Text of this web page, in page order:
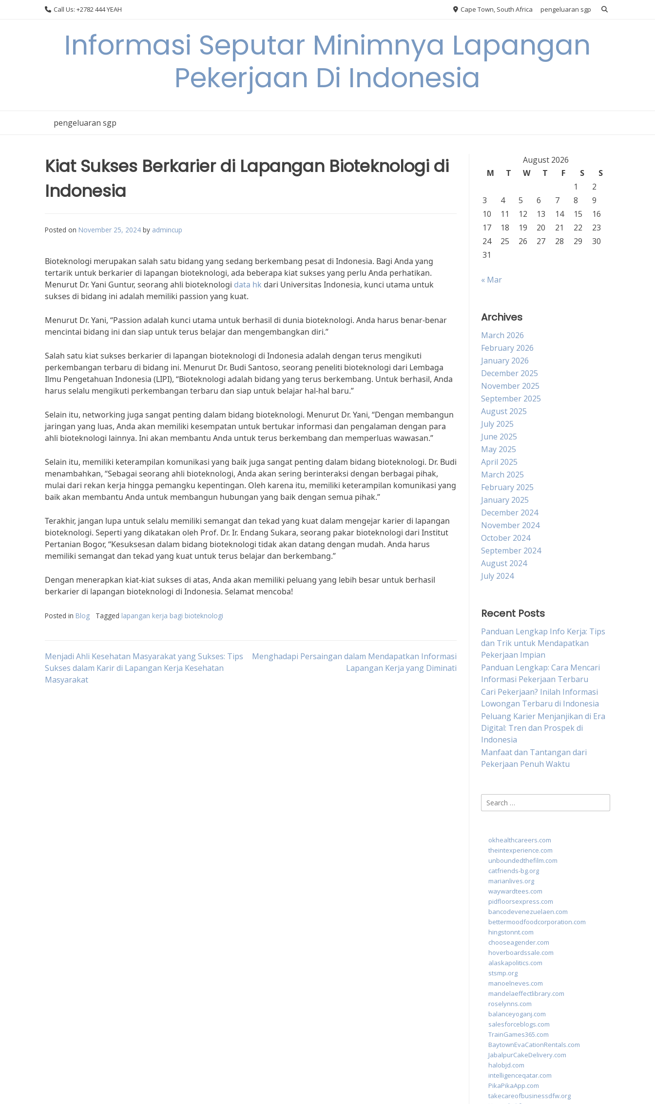
Call Us: +2782 444 YEAH Cape Town, South Africa pengeluaran sgp
Informasi Seputar Minimnya Lapangan
Pekerjaan Di Indonesia
pengeluaran sgp
Kiat Sukses Berkarier di Lapangan Bioteknologi di
Indonesia
Posted on November 25, 2024 by admincup
Bioteknologi merupakan salah satu bidang yang sedang berkembang pesat di Indonesia. Bagi Anda yang
tertarik untuk berkarier di lapangan bioteknologi, ada beberapa kiat sukses yang perlu Anda perhatikan.
Menurut Dr. Yani Guntur, seorang ahli bioteknologi data hk dari Universitas Indonesia, kunci utama untuk
sukses di bidang ini adalah memiliki passion yang kuat.
Menurut Dr. Yani, “Passion adalah kunci utama untuk berhasil di dunia bioteknologi. Anda harus benar-benar
mencintai bidang ini dan siap untuk terus belajar dan mengembangkan diri.”
Salah satu kiat sukses berkarier di lapangan bioteknologi di Indonesia adalah dengan terus mengikuti
perkembangan terbaru di bidang ini. Menurut Dr. Budi Santoso, seorang peneliti bioteknologi dari Lembaga
Ilmu Pengetahuan Indonesia (LIPI), “Bioteknologi adalah bidang yang terus berkembang. Untuk berhasil, Anda
harus selalu mengikuti perkembangan terbaru dan siap untuk belajar hal-hal baru.”
Selain itu, networking juga sangat penting dalam bidang bioteknologi. Menurut Dr. Yani, “Dengan membangun
jaringan yang luas, Anda akan memiliki kesempatan untuk bertukar informasi dan pengalaman dengan para
ahli bioteknologi lainnya. Ini akan membantu Anda untuk terus berkembang dan memperluas wawasan.”
Selain itu, memiliki keterampilan komunikasi yang baik juga sangat penting dalam bidang bioteknologi. Dr. Budi
menambahkan, “Sebagai seorang ahli bioteknologi, Anda akan sering berinteraksi dengan berbagai pihak,
mulai dari rekan kerja hingga pemangku kepentingan. Oleh karena itu, memiliki keterampilan komunikasi yang
baik akan membantu Anda untuk membangun hubungan yang baik dengan semua pihak.”
Terakhir, jangan lupa untuk selalu memiliki semangat dan tekad yang kuat dalam mengejar karier di lapangan
bioteknologi. Seperti yang dikatakan oleh Prof. Dr. Ir. Endang Sukara, seorang pakar bioteknologi dari Institut
Pertanian Bogor, “Kesuksesan dalam bidang bioteknologi tidak akan datang dengan mudah. Anda harus
memiliki semangat dan tekad yang kuat untuk terus belajar dan berkembang.”
Dengan menerapkan kiat-kiat sukses di atas, Anda akan memiliki peluang yang lebih besar untuk berhasil
berkarier di lapangan bioteknologi di Indonesia. Selamat mencoba!
Posted in Blog Tagged lapangan kerja bagi bioteknologi
Post
navigation
Menjadi Ahli Kesehatan Masyarakat yang Sukses: Tips
Sukses dalam Karir di Lapangan Kerja Kesehatan
Masyarakat
Menghadapi Persaingan dalam Mendapatkan Informasi
Lapangan Kerja yang Diminati
August 2026
M
T W T F S
S
1
2
3
4 5 6 7 8
9
10
11 12 13 14 15
16
17
18 19 20 21 22
23
24
25 26 27 28 29
30
31
« Mar
Archives
March 2026
February 2026
January 2026
December 2025
November 2025
September 2025
August 2025
July 2025
June 2025
May 2025
April 2025
March 2025
February 2025
January 2025
December 2024
November 2024
October 2024
September 2024
August 2024
July 2024
Recent Posts
Panduan Lengkap Info Kerja: Tips
dan Trik untuk Mendapatkan
Pekerjaan Impian
Panduan Lengkap: Cara Mencari
Informasi Pekerjaan Terbaru
Cari Pekerjaan? Inilah Informasi
Lowongan Terbaru di Indonesia
Peluang Karier Menjanjikan di Era
Digital: Tren dan Prospek di
Indonesia
Manfaat dan Tantangan dari
Pekerjaan Penuh Waktu
Search
for:
okhealthcareers.com
theintexperience.com
unboundedthefilm.com
catfriends-bg.org
marianlives.org
waywardtees.com
pidfloorsexpress.com
bancodevenezuelaen.com
bettermoodfoodcorporation.com
hingstonnt.com
chooseagender.com
hoverboardssale.com
alaskapolitics.com
stsmp.org
manoelneves.com
mandelaeffectlibrary.com
roselynns.com
balanceyoganj.com
salesforceblogs.com
TrainGames365.com
BaytownEvaCationRentals.com
JabalpurCakeDelivery.com
halobjd.com
intelligenceqatar.com
PikaPikaApp.com
takecareofbusinessdfw.org